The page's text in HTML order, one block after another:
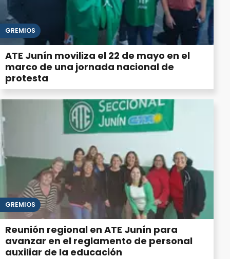
GREMIOS
ATE Junín moviliza el 22 de mayo en el
marco de una jornada nacional de
protesta
GREMIOS
Reunión regional en ATE Junín para
avanzar en el reglamento de personal
auxiliar de la educación